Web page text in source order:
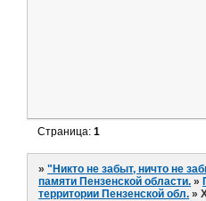
Страница:1
»"Никто не забыт, ничто не
памяти Пензенской области. »
территории Пензенской обл. »